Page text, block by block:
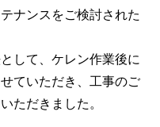
ナンスをご検討された
して、ケレン作業後に
ていただき、工事のご
ただきました。